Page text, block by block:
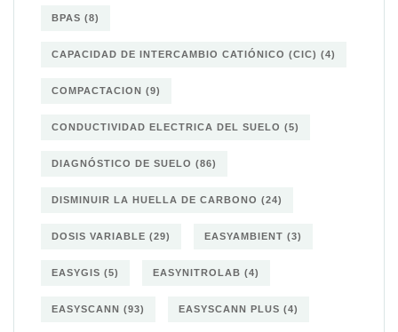
BPAS (8)
CAPACIDAD DE INTERCAMBIO CATIÓNICO (CIC) (4)
COMPACTACION (9)
CONDUCTIVIDAD ELECTRICA DEL SUELO (5)
DIAGNÓSTICO DE SUELO (86)
DISMINUIR LA HUELLA DE CARBONO (24)
DOSIS VARIABLE (29) EASYAMBIENT (3)
EASYGIS (5) EASYNITROLAB (4)
EASYSCANN (93) EASYSCANN PLUS (4)